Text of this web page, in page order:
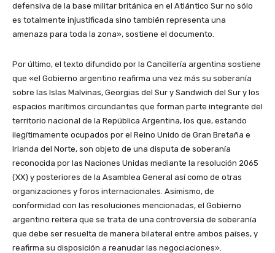
defensiva de la base militar británica en el Atlántico Sur no sólo
es totalmente injustificada sino también representa una
amenaza para toda la zona», sostiene el documento.
Por último, el texto difundido por la Cancillería argentina sostiene
que «el Gobierno argentino reafirma una vez más su soberanía
sobre las Islas Malvinas, Georgias del Sur y Sandwich del Sur y los
espacios marítimos circundantes que forman parte integrante del
territorio nacional de la República Argentina, los que, estando
ilegítimamente ocupados por el Reino Unido de Gran Bretaña e
Irlanda del Norte, son objeto de una disputa de soberanía
reconocida por las Naciones Unidas mediante la resolución 2065
(XX) y posteriores de la Asamblea General así como de otras
organizaciones y foros internacionales. Asimismo, de
conformidad con las resoluciones mencionadas, el Gobierno
argentino reitera que se trata de una controversia de soberanía
que debe ser resuelta de manera bilateral entre ambos países, y
reafirma su disposición a reanudar las negociaciones».